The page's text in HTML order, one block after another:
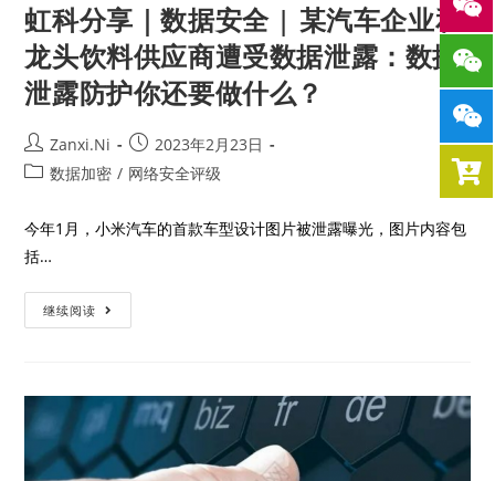
虹科分享｜数据安全 | 某汽车企业和
龙头饮料供应商遭受数据泄露：数据
泄露防护你还要做什么？
Zanxi.Ni
2023年2月23日
数据加密 / 网络安全评级
今年1月，小米汽车的首款车型设计图片被泄露曝光，图片内容包
括…
继续阅读